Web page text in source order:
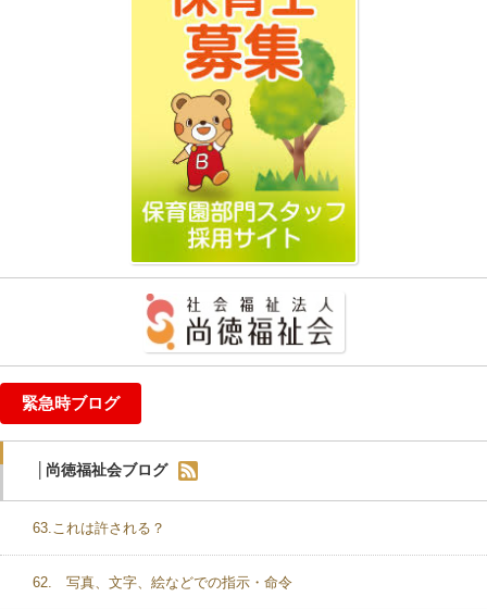
緊急時ブログ
│尚徳福祉会ブログ
63.これは許される？
62. 写真、文字、絵などでの指示・命令